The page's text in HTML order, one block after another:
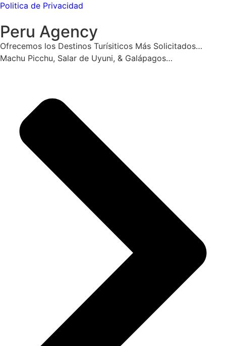
Politica de Privacidad
Peru Agency
Ofrecemos los Destinos Turísiticos Más Solicitados…
Machu Picchu, Salar de Uyuni, & Galápagos…